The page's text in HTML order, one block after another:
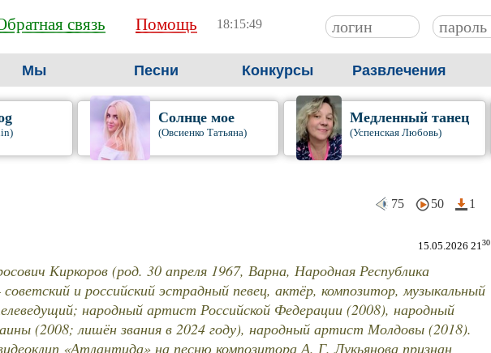
связь Помощь 18:15:50
Мы Песни Конкурсы Развлечения
Солнце мое
(Овсиенко Татьяна)
Медленный танец
(Успенская Любовь)
75 50 1
15.05.2026 2130
Киркоров (род. 30 апреля 1967, Варна, Народная Республика
и российский эстрадный певец, актёр, композитор, музыкальный
народный артист Российской Федерации (2008), народный
(2008; лишён звания в 2024 году), народный артист Молдовы (2018).
«Атлантида» на песню композитора А. Г. Лукьянова признан